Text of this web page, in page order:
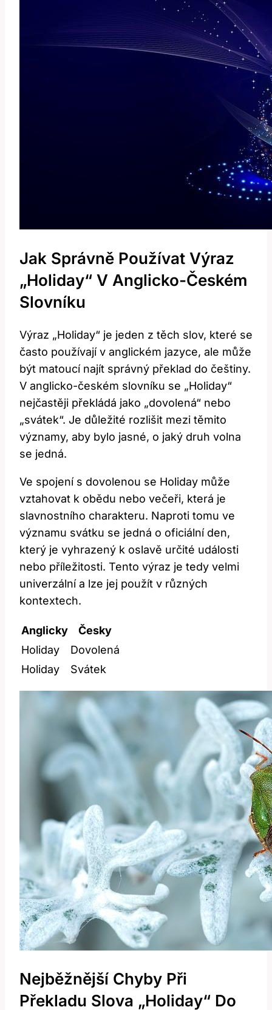
Jak Správně Používat Výraz
„Holiday“ V Anglicko-Českém
Slovníku
Výraz „Holiday“ je jeden z těch slov, které se
často používají v anglickém jazyce, ale může
být matoucí najít správný překlad do češtiny.
V anglicko-českém slovníku se „Holiday“
nejčastěji překládá jako „dovolená“ nebo
„svátek“. Je důležité rozlišit mezi těmito
významy, aby bylo jasné, o jaký druh volna
se jedná.
Ve spojení s dovolenou se Holiday může
vztahovat k obědu nebo večeři, která je
slavnostního charakteru. Naproti tomu ve
významu svátku se jedná o oficiální den,
který je vyhrazený k oslavě určité události
nebo příležitosti. Tento výraz je tedy velmi
univerzální a lze jej použít v různých
kontextech.
Anglicky
Česky
Holiday
Dovolená
Holiday
Svátek
Nejběžnější Chyby Při
Překladu Slova „Holiday“ Do